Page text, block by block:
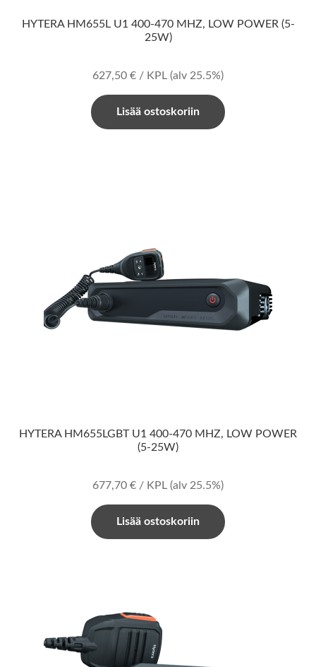
HYTERA HM655L U1 400-470 MHZ, LOW POWER (5-
25W)
627,50 € / KPL (alv 25.5%)
Lisää ostoskoriin
HYTERA HM655LGBT U1 400-470 MHZ, LOW POWER
(5-25W)
677,70 € / KPL (alv 25.5%)
Lisää ostoskoriin